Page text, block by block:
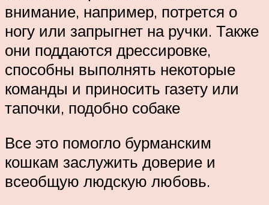
внимание, например, потрется о
ногу или запрыгнет на ручки. Также
они поддаются дрессировке,
способны выполнять некоторые
команды и приносить газету или
тапочки, подобно собаке
Все это помогло бурманским
кошкам заслужить доверие и
всеобщую людскую любовь.